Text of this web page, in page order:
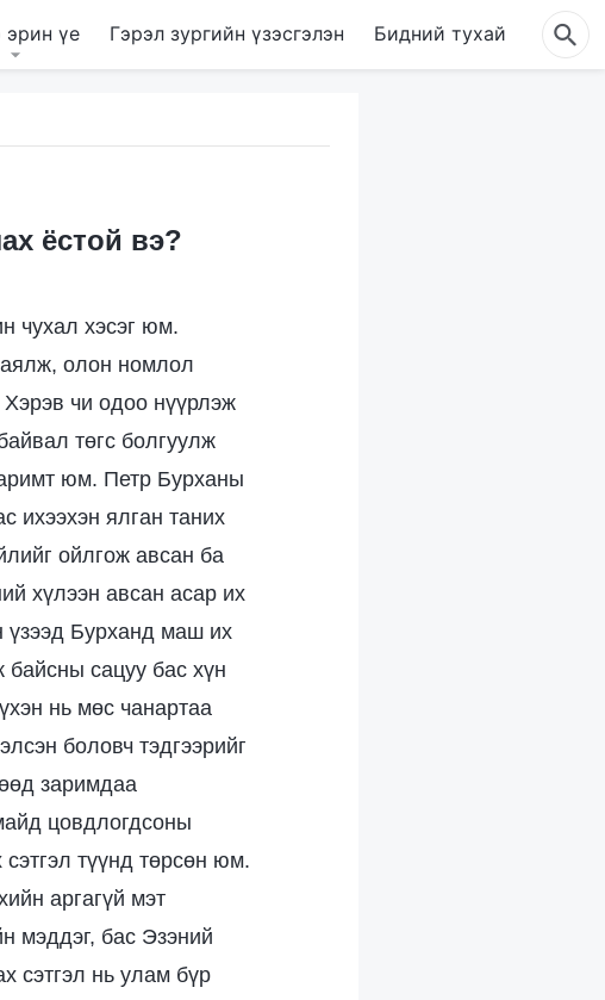
үе Гэрэл зургийн үзэсгэлэн Бидний тухай
ёстой вэ?
чухал хэсэг юм.
олон номлол
Хэрэв чи одоо нүүрлэж
төгс болгуулж
юм. Петр Бурханы
ихээхэн ялган таних
ойлгож авсан ба
хүлээн авсан асар их
үзээд Бурханд маш их
байсны сацуу бас хүн
нь мөс чанартаа
боловч тэдгээрийг
заримдаа
цовдлогдсоны
сэтгэл түүнд төрсөн юм.
аргагүй мэт
мэддэг, бас Эзэний
сэтгэл нь улам бүр